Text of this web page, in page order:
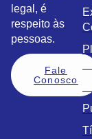
legal, é
respeito às
pessoas.
Fale
Conosco